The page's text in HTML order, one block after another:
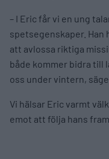
– I Eric får vi en ung
spetsegenskaper. Han
att avlossa riktiga
både kommer bidra till
oss under vintern,
Vi hälsar Eric varmt
emot att följa hans